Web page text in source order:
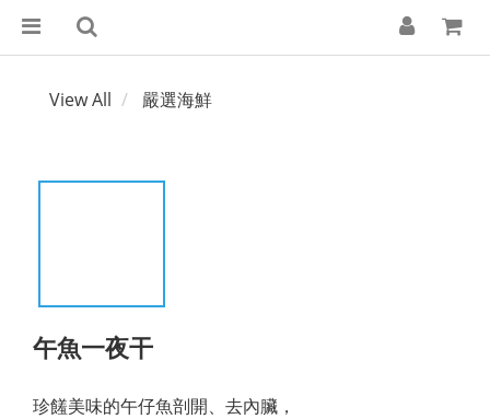
View All 嚴選海鮮
午魚一夜干
珍饈美味的午仔魚剖開、去內臟，